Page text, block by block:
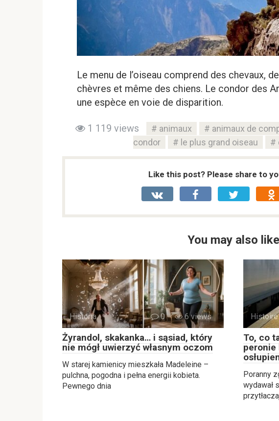
Le menu de l’oiseau comprend des chevaux,
chèvres et même des chiens. Le condor des
une espèce en voie de disparition.
1 119 views animaux animaux de
condor
le plus grand oiseau
Like this post? Please share to
You may also like
Historia 0 6 views
Żyrandol, skakanka… i sąsiad, który
nie mógł uwierzyć własnym oczom
W starej kamienicy mieszkała Madeleine –
pulchna, pogodna i pełna energii kobieta.
Pewnego dnia
Histoire
To, co
peronie
Poranny
wydawał